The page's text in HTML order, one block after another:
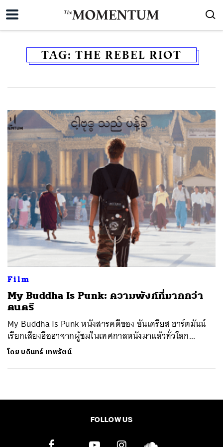
TAG: THE REBEL RIOT
Film
My Buddha Is Punk: ความพังก์ที่มากกว่า
ดนตรี
My Buddha Is Punk หนังสารคดีของ อันเดรียส ฮาร์ตมันน์
เรียกเสียงฮือฮาจากผู้ชมในเทศกาลหนังมาแล้วทั่วโลก...
โดย บดินทร์ เทพรัตน์
FOLLOW US
ค้นหา
SHARE TWEET LINE